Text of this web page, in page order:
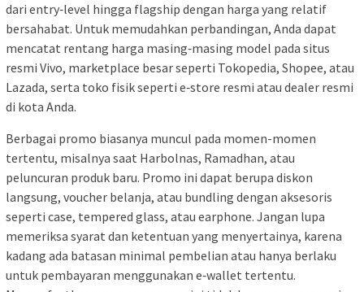
dari entry‑level hingga flagship dengan harga yang relatif
bersahabat. Untuk memudahkan perbandingan, Anda dapat
mencatat rentang harga masing‑masing model pada situs
resmi Vivo, marketplace besar seperti Tokopedia, Shopee, atau
Lazada, serta toko fisik seperti e‑store resmi atau dealer resmi
di kota Anda.
Berbagai promo biasanya muncul pada momen-momen
tertentu, misalnya saat Harbolnas, Ramadhan, atau
peluncuran produk baru. Promo ini dapat berupa diskon
langsung, voucher belanja, atau bundling dengan aksesoris
seperti case, tempered glass, atau earphone. Jangan lupa
memeriksa syarat dan ketentuan yang menyertainya, karena
kadang ada batasan minimal pembelian atau hanya berlaku
untuk pembayaran menggunakan e‑wallet tertentu.